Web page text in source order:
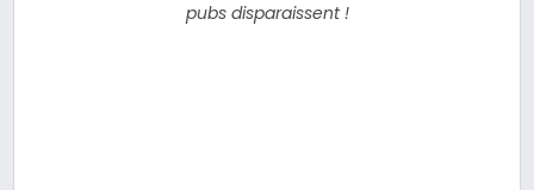
pubs disparaissent !